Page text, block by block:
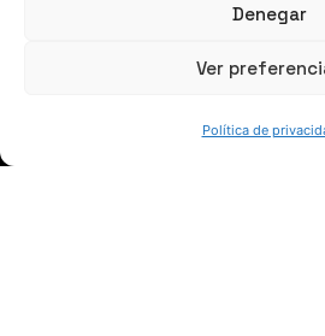
Denegar
Ver
Política de
Suscríbete a nuestras noticias